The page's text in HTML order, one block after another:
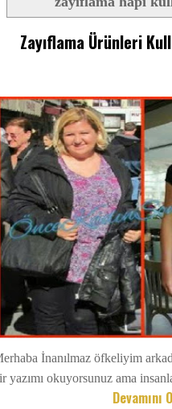
Zayıflama Ürünleri
İnanılmaz öfkeliyim
yazımı okuyorsunuz ama
Devamını